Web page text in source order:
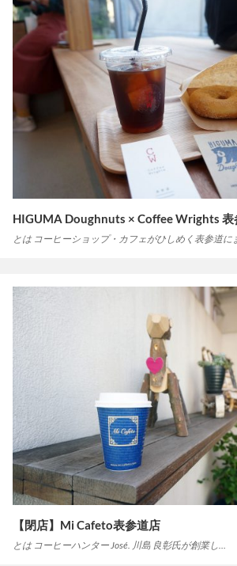
HIGUMA Doughnuts × Coffee Wrights 表
とは コーヒーショップ・カフェがひしめく表参道に
【閉店】Mi Cafeto表参道店
とは コーヒーハンター José. 川島 良彰氏が創業し…